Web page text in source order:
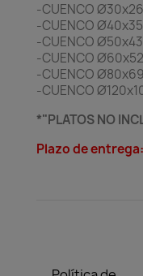
-CUENCO
-CUENCO
-CUENCO
-CUENCO
-CUENCO
-CUENCO
*"PLATOS NO
Plazo de